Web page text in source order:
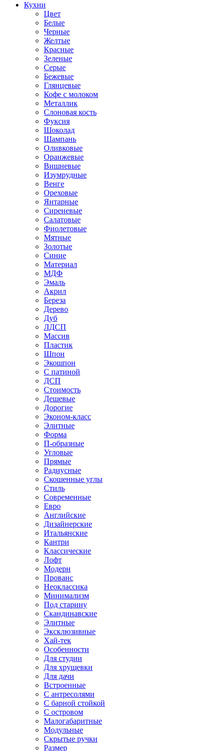
Кухни
Цвет
Белые
Черные
Желтые
Красные
Зеленые
Серые
Бежевые
Глянцевые
Кофе с молоком
Металлик
Слоновая кость
Фуксия
Шоколад
Шампань
Оливковые
Оранжевые
Вишневые
Изумрудные
Венге
Ореховые
Янтарные
Сиреневые
Салатовые
Фиолетовые
Мятные
Золотые
Синие
Материал
МДФ
Эмаль
Акрил
Береза
Дерево
Дуб
ЛДСП
Массив
Пластик
Шпон
Экошпон
С патиной
ДСП
Стоимость
Дешевые
Дорогие
Эконом-класс
Элитные
Форма
П-образные
Угловые
Прямые
Радиусные
Скошенные углы
Стиль
Современные
Евро
Английские
Дизайнерские
Итальянские
Кантри
Классические
Лофт
Модерн
Прованс
Неоклассика
Минимализм
Под старину
Скандинавские
Элитные
Эксклюзивные
Хай-тек
Особенности
Для студии
Для хрущевки
Для дачи
Встроенные
С антресолями
С барной стойкой
С островом
Малогабаритные
Модульные
Скрытые ручки
Размер